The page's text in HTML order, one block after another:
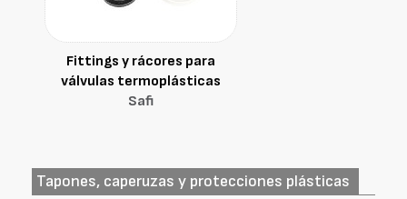
Fittings y rácores para
válvulas termoplásticas
Safi
Tapones, caperuzas y protecciones plásticas